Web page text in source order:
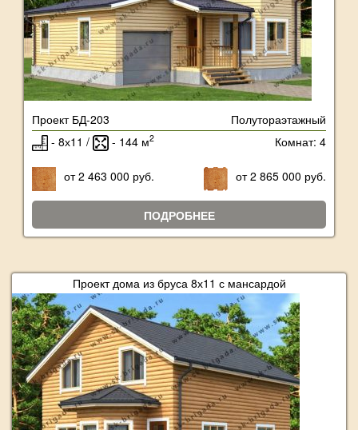
Проект БД-203
Полутораэтажный
- 8х11 /
- 144 м2 Комнат: 4
от 2 463 000 руб. от 2 865 000 руб.
ПОДРОБНЕЕ
Проект дома из бруса 8х11 с мансардой